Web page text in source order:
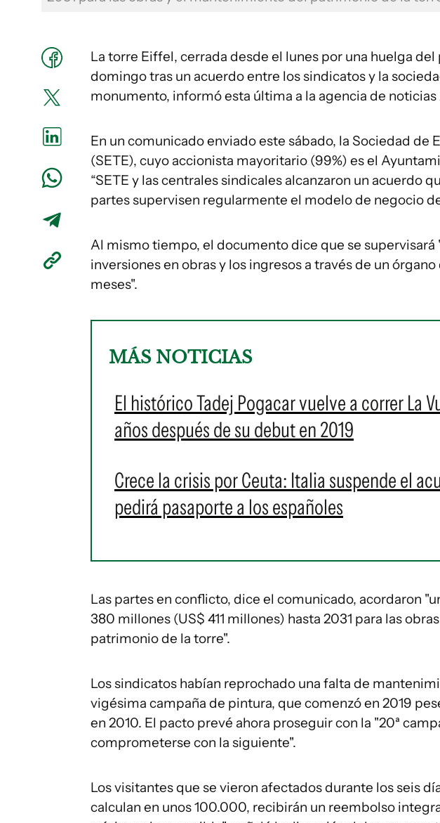
La torre Eiffel, cerrada desde el lunes por una huelga del
domingo tras un acuerdo entre los sindicatos y la
monumento, informó esta última a la agencia de noticias
En un comunicado enviado este sábado, la Sociedad de
(SETE), cuyo accionista mayoritario (99%) es el
“SETE y las centrales sindicales alcanzaron un acuerdo
partes supervisen regularmente el modelo de negocio
Al mismo tiempo, el documento dice que se supervisará
inversiones en obras y los ingresos a través de un
meses".
MÁS NOTICIAS
El histórico Tadej Pogacar vuelve a correr La
años después de su debut en 2019
Crece la crisis por Ceuta: Italia suspende el
pedirá pasaporte a los españoles
Las partes en conflicto, dice el comunicado, acordaron
380 millones (US$ 411 millones) hasta 2031 para las
patrimonio de la torre".
Los sindicatos habían reprochado una falta de
vigésima campaña de pintura, que comenzó en 2019
en 2010. El pacto prevé ahora proseguir con la "20ª
comprometerse con la siguiente".
Los visitantes que se vieron afectados durante los seis
calculan en unos 100.000, recibirán un reembolso